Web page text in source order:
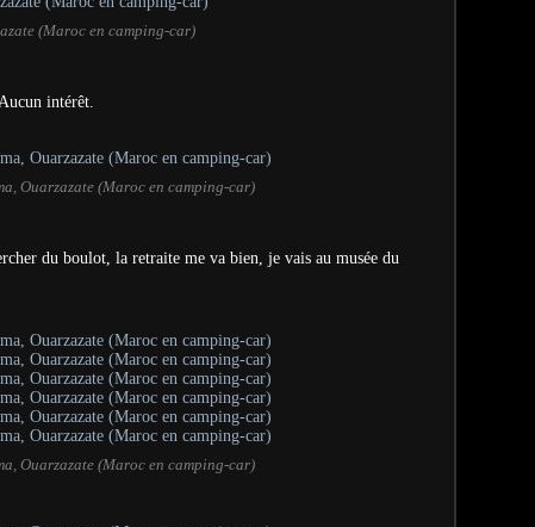
(Maroc en camping-car)
Aucun intérêt.
Ouarzazate (Maroc en camping-car)
du boulot, la retraite me va bien, je vais au musée du
Ouarzazate (Maroc en camping-car)